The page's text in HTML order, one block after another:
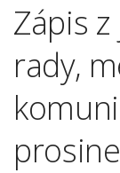
Zápis z
rady,